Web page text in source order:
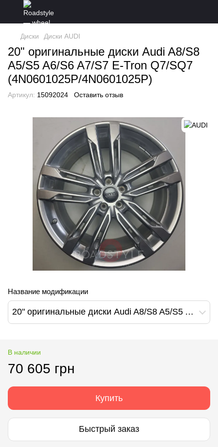
Диски Диски AUDI
20" оригинальные диски Audi A8/S8
A5/S5 A6/S6 A7/S7 E-Tron Q7/SQ7
(4N0601025P/4N0601025P)
Артикул: 15092024 Оставить отзыв
Название модификации
20" оригинальные диски Audi A8/S8 A5/S5 A6/S6 A7/S7 E-Tron Q7/SQ7 (4N0601025P/4N0601025P)
В наличии
70 605 грн
Купить
Быстрый заказ